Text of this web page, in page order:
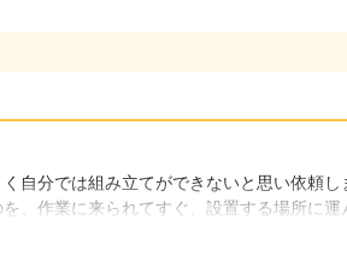
す。 【思い出深い家具】 家具は家具でも、思い出の
に扱ってしまえば大きな後悔となってしま
なお悩みを持つお方にも、私たちが全力で
自分では組み立てができないと思い依頼し
、作業に来られてすぐ、設置する場所に
や終了後もしっかり声をかけてくださり、